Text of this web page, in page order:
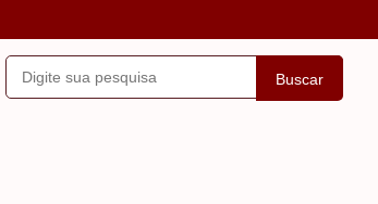
Buscar